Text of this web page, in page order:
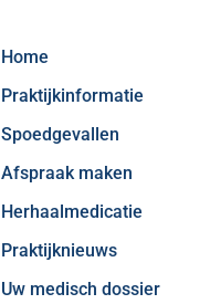
Home
Praktijkinformatie
Spoedgevallen
Afspraak maken
Herhaalmedicatie
Praktijknieuws
Uw medisch dossier